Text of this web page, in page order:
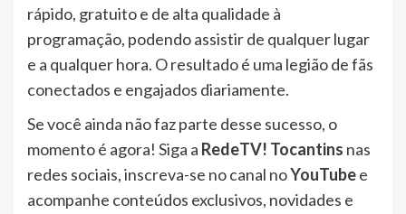
rápido, gratuito e de alta qualidade à
programação, podendo assistir de qualquer lugar
e a qualquer hora. O resultado é uma legião de fãs
conectados e engajados diariamente.
Se você ainda não faz parte desse sucesso, o
momento é agora! Siga a RedeTV! Tocantins nas
redes sociais, inscreva-se no canal noYouTubee
acompanhe conteúdos exclusivos, novidades e